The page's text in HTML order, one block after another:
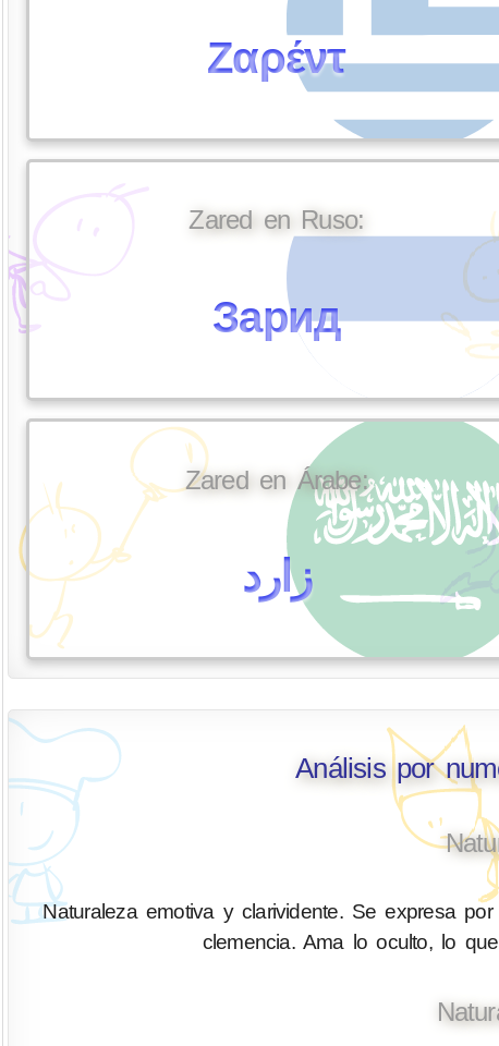
Ζαρέντ
Zared en Ruso:
Зарид
Zared en Árabe:
زارد
Análisis por
Naturaleza emotiva y clarividente. Se expresa
clemencia. Ama lo oculto, lo